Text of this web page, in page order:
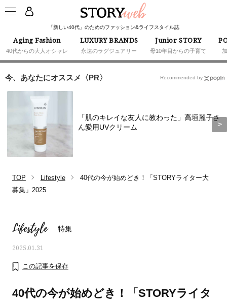
「新しい40代」のためのファッション&ライフスタイル誌
Aging Fashion
40代からの大人オシャレ
LUXURY BRANDS
永遠のラグジュアリー
Junior STORY
母10年目からの子育て
今、あなたにオススメ〈PR〉
「肌のキレイな友人に教わった」高垣麗子さ
ん愛用UVクリーム
Recommended by
TOP Lifestyle
40代の今が始めどき！「STORYライター大
募集」2025
Lifestyle 特集
2025.01.31
この記事を保存
40代の今が始めどき！「STORYライタ